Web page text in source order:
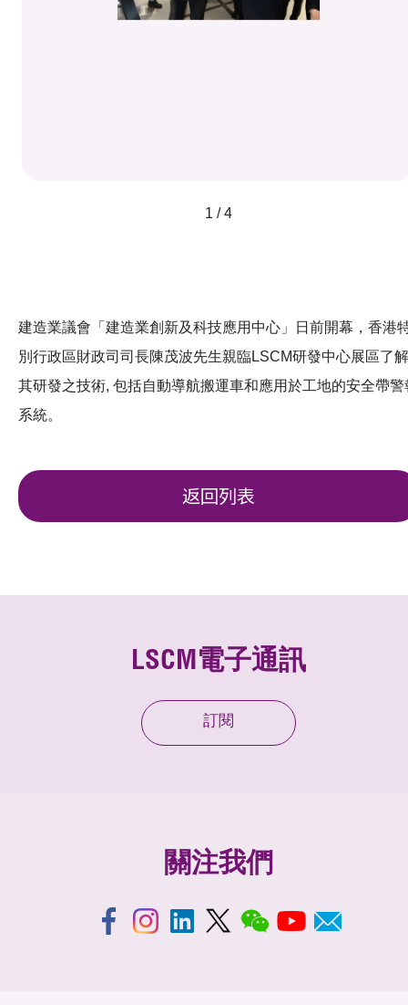
1 / 4
建造業議會「建造業創新及科技應用中心」日前開幕，香港
別行政區財政司司長陳茂波先生親臨LSCM研發中心展區了解
其研發之技術, 包括自動導航搬運車和應用於工地的安全帶警
系統。
返回列表
LSCM電子通訊
訂閱
關注我們